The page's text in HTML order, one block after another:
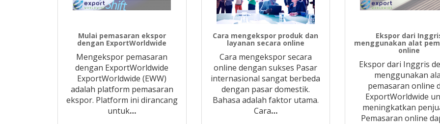
Mulai pemasaran ekspor
dengan ExportWorldwide
Mengekspor pemasaran
dengan ExportWorldwide
ExportWorldwide (EWW)
adalah platform pemasaran
ekspor. Platform ini dirancang
untuk…
Cara mengekspor produk dan
layanan secara online
Cara mengekspor secara
online dengan sukses Pasar
internasional sangat berbeda
dengan pasar domestik.
Bahasa adalah faktor utama.
Cara…
Ekspor dari
menggunakan alat
online
Ekspor dari Inggris
menggunakan
pemasaran online
ExportWorldwide
meningkatkan
Pemasaran online